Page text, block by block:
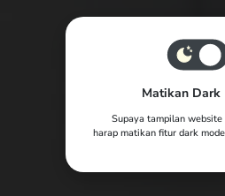
Matikan Dark
Supaya tampilan
harap matikan fitur dark